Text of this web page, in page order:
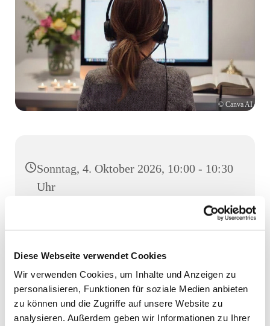
Diese Webseite verwendet Cookies
Wir verwenden Cookies, um Inhalte und Anzeigen zu
personalisieren, Funktionen für soziale Medien anbieten
zu können und die Zugriffe auf unsere Website zu
analysieren. Außerdem geben wir Informationen zu Ihrer
© Canva AI
Sonntag, 4. Oktober 2026, 10:00 - 10:30
Uhr
Digital, Tel: 0721-605 620 222, PIN
Pastorin Britta Goerke